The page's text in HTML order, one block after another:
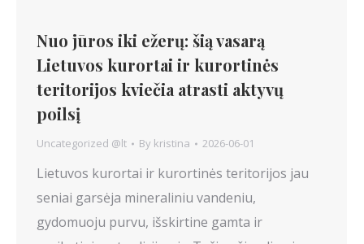
Nuo jūros iki ežerų: šią vasarą
Lietuvos kurortai ir kurortinės
teritorijos kviečia atrasti aktyvų
poilsį
Uncategorized @lt By kristina 2026-06-01
Lietuvos kurortai ir kurortinės teritorijos jau
seniai garsėja mineraliniu vandeniu,
gydomuoju purvu, išskirtine gamta ir